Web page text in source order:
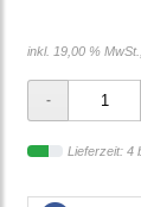
inkl. 19,00 %
Lieferzeit: 4